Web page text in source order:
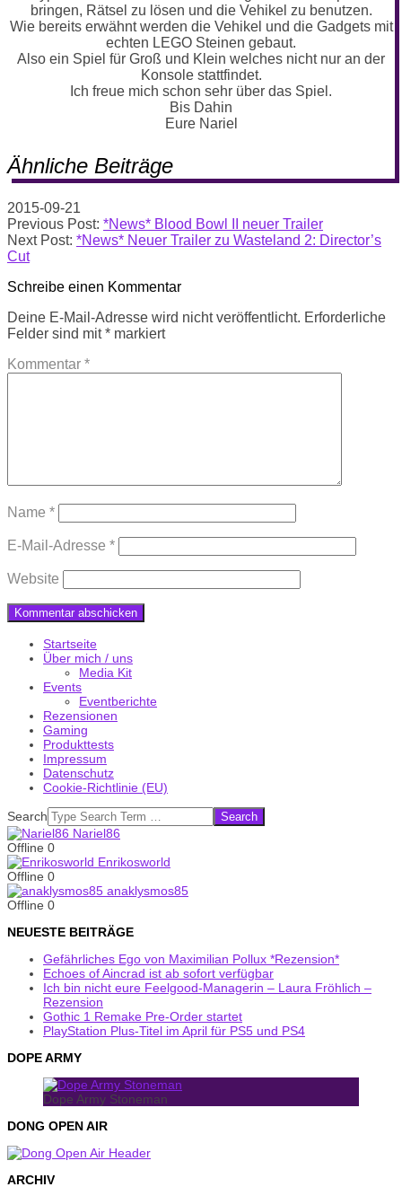
bringen, Rätsel zu lösen und die Vehikel zu benutzen.
Wie bereits erwähnt werden die Vehikel und die Gadgets mit
echten LEGO Steinen gebaut.
Also ein Spiel für Groß und Klein welches nicht nur an der
Konsole stattfindet.
Ich freue mich schon sehr über das Spiel.
Bis Dahin
Eure Nariel
Ähnliche Beiträge
2015-09-21
Previous Post: *News* Blood Bowl II neuer Trailer
Next Post: *News* Neuer Trailer zu Wasteland 2: Director’s
Cut
Schreibe einen Kommentar
Deine E-Mail-Adresse wird nicht veröffentlicht. Erforderliche
Felder sind mit* markiert
Kommentar *
Name *
E-Mail-Adresse *
Website
Startseite
Über mich / uns
Media Kit
Events
Eventberichte
Rezensionen
Gaming
Produkttests
Impressum
Datenschutz
Cookie-Richtlinie (EU)
Search
Nariel86
Offline 0
Enrikosworld
Offline 0
anaklysmos85
Offline 0
NEUESTE BEITRÄGE
Gefährliches Ego von Maximilian Pollux *Rezension*
Echoes of Aincrad ist ab sofort verfügbar
Ich bin nicht eure Feelgood-Managerin – Laura Fröhlich –
Rezension
Gothic 1 Remake Pre-Order startet
PlayStation Plus-Titel im April für PS5 und PS4
DOPE ARMY
Dope Army Stoneman
DONG OPEN AIR
ARCHIV